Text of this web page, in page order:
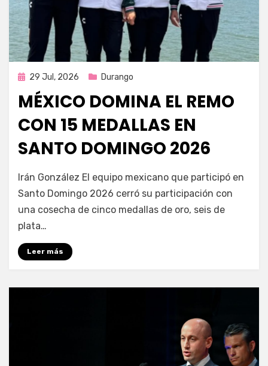
Publicada
29 Jul, 2026 Durango
MÉXICO DOMINA EL REMO
CON 15 MEDALLAS EN
SANTO DOMINGO 2026
por Fernando Miranda Servín
Irán González El equipo mexicano que participó en
Santo Domingo 2026 cerró su participación con
una cosecha de cinco medallas de oro, seis de
plata…
Leer más